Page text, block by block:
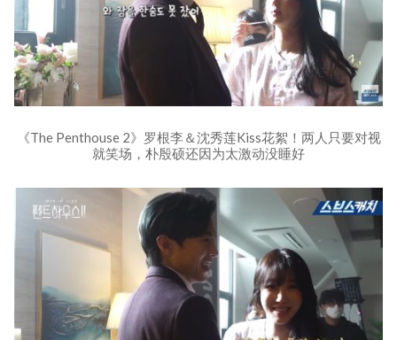
《The Penthouse 2》罗根李＆沈秀莲Kiss花絮！两人只要对视
就笑场，朴殷硕还因为太激动没睡好